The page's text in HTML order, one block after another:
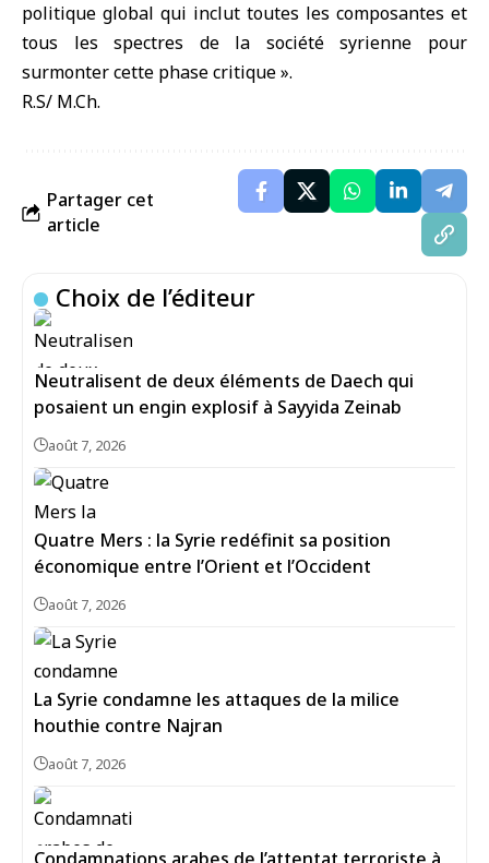
politique global qui inclut toutes les composantes et
tous les spectres de la société syrienne pour
surmonter cette phase critique ».
R.S/ M.Ch.
Partager cet
article
Choix de l’éditeur
Neutralisent de deux éléments de Daech qui
posaient un engin explosif à Sayyida Zeinab
août 7, 2026
Quatre Mers : la Syrie redéfinit sa position
économique entre l’Orient et l’Occident
août 7, 2026
La Syrie condamne les attaques de la milice
houthie contre Najran
août 7, 2026